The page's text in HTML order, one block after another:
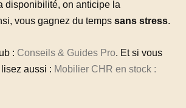
disponibilité, on anticipe la
vous gagnez du temps sans stress.
: Conseils & Guides Pro. Et si vous
aussi : Mobilier CHR en stock :